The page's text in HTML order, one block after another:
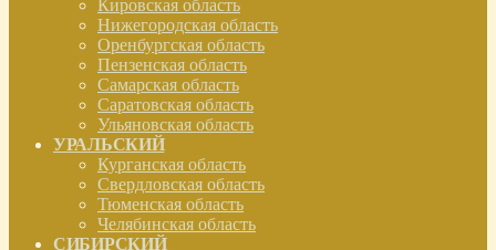
Кировская область
Нижегородская область
Оренбургская область
Пензенская область
Самарская область
Саратовская область
Ульяновская область
УРАЛЬСКИЙ
Курганская область
Свердловская область
Тюменская область
Челябинская область
СИБИРСКИЙ